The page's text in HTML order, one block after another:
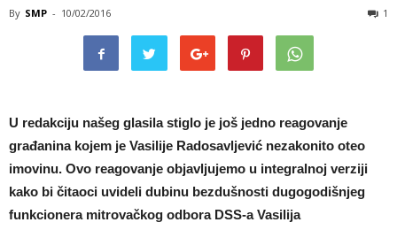
By SMP - 10/02/2016 1
U redakciju našeg glasila stiglo je još jedno reagovanje
građanina kojem je Vasilije Radosavljević nezakonito oteo
imovinu. Ovo reagovanje objavljujemo u integralnoj verziji
kako bi čitaoci uvideli dubinu bezdušnosti dugogodišnjeg
funkcionera mitrovačkog odbora DSS-a Vasilija